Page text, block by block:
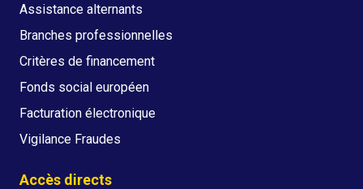
Assistance alternants
Branches professionnelles
Critères de financement
Fonds social européen
Facturation électronique
Vigilance Fraudes
Accès directs